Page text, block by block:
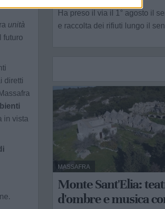
unità
futuro
diretti
in vista
Ha preso il via il 1° agosto il
e raccolta dei rifiuti lungo il
MASSAFRA
Monte Sant'Elia:
d'ombre e musica